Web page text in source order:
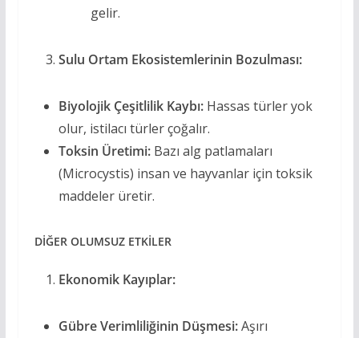
gelir.
Sulu Ortam Ekosistemlerinin Bozulması:
Biyolojik Çeşitlilik Kaybı:Hassas türler yok
olur, istilacı türler çoğalır.
Toksin Üretimi:Bazı alg patlamaları
(Microcystis) insan ve hayvanlar için toksik
maddeler üretir.
DİĞER OLUMSUZ ETKİLER
Ekonomik Kayıplar:
Gübre Verimliliğinin Düşmesi:Aşırı